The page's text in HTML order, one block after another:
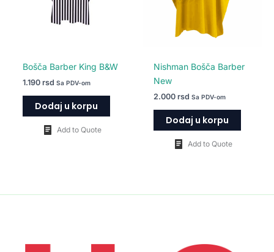
Bošča Barber King B&W
1.190 rsd Sa PDV-om
Dodaj u korpu
Add to Quote
Nishman Bošča Barber
New
2.000 rsd Sa PDV-om
Dodaj u korpu
Add to Quote